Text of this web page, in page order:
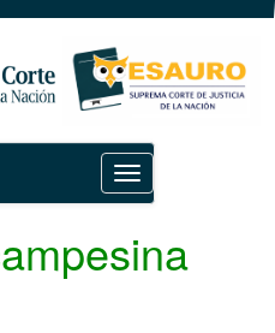
Toggle
navigation